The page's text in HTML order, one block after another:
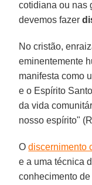
cotidiana ou nas
devemos fazer
No cristão,
eminentemente
manifesta como
e o Espírito
da vida
nosso espírito"
Odiscernimento
e a uma técnica
conhecimento